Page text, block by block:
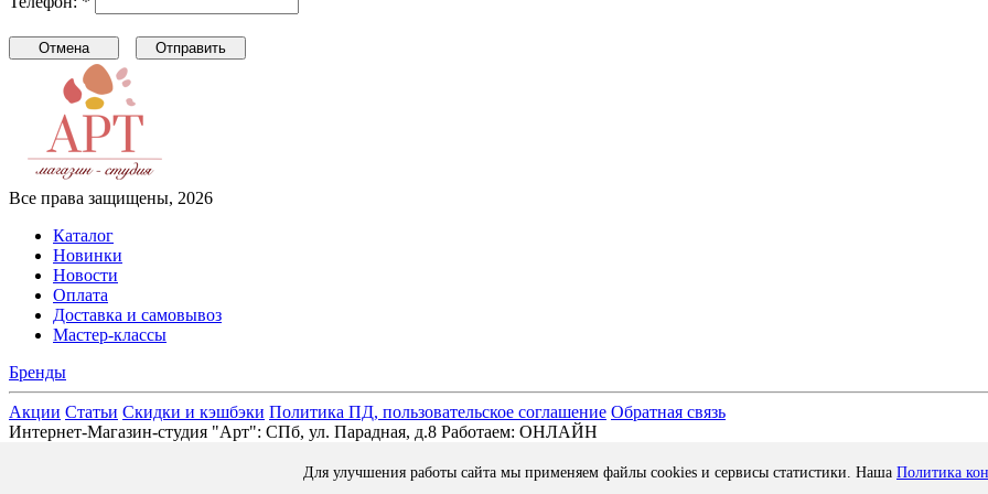
Все права защищены, 2026
Каталог
Новинки
Новости
Оплата
Доставка и самовывоз
Мастер-классы
Бренды
Акции Статьи Скидки и кэшбэки Политика ПД, пользовательское соглашение Обратная связь
Интернет-Магазин-студия "Арт": СПб, ул. Парадная, д.8 Работаем: ОНЛАЙН
Для улучшения работы сайта мы применяем файлы cookies и сервисы статистики. Наша Политика